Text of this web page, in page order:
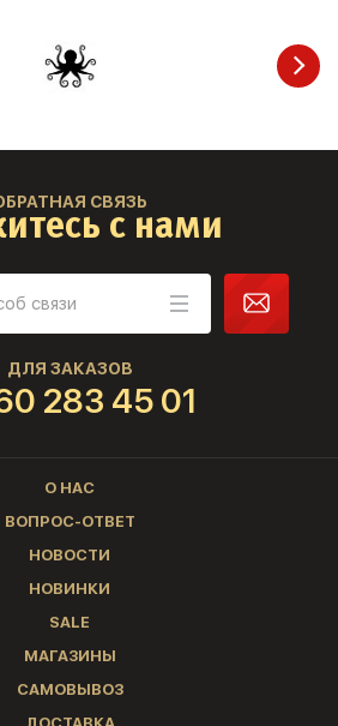
СВЯЗЬ
с нами
ДЛЯ ЗАКАЗОВ
283 45 01
О НАС
ВОПРОС-ОТВЕТ
НОВОСТИ
НОВИНКИ
SALE
МАГАЗИНЫ
САМОВЫВОЗ